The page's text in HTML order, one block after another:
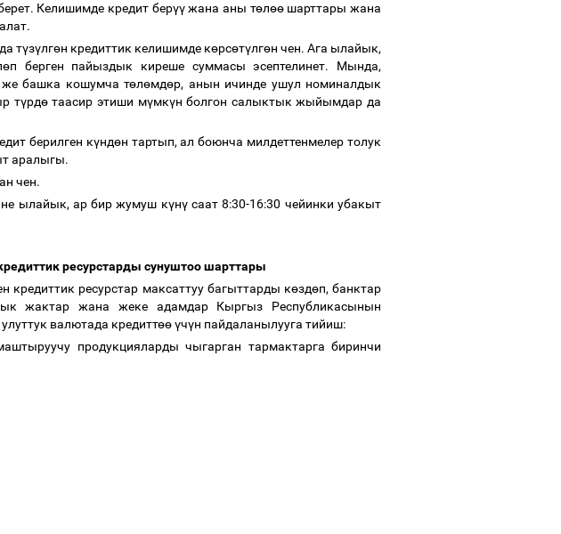
Келишимде кредит берүүжана аны төлөөшарттары жана
түзүлгөн кредиттик келишимде көрсөтүлгөн чен. Ага ылайык,
өп берген пайыздык киреше суммасы эсептелинет. Мында,
башка кошумча төлөмдөр, анын ичинде ушул номиналдык
түрдөтаасир этиши мүмкүн болгон салыктык жыйымдар да
берилген күндөн тартып, ал боюнча милдеттенмелер толук
аралыгы.
чен.
ылайык, ар бир жумуш күнүсаат 8:30-16:30 чейинки убакыт
ресурстарды сунуштоо шарттары
ресурстар максаттуу багыттарды көздөп, банктар
жактар жана жеке адамдар Кыргыз Республикасынын
валютада кредиттөөүчүн пайдаланылууга тийиш:
продукцияларды чыгарган тармактарга биринчи